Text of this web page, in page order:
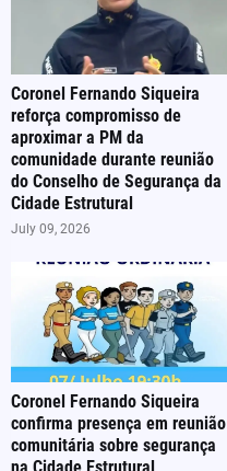
Coronel Fernando Siqueira
reforça compromisso de
aproximar a PM da
comunidade durante reunião
do Conselho de Segurança da
Cidade Estrutural
July 09, 2026
Coronel Fernando Siqueira
confirma presença em reunião
comunitária sobre segurança
na Cidade Estrutural